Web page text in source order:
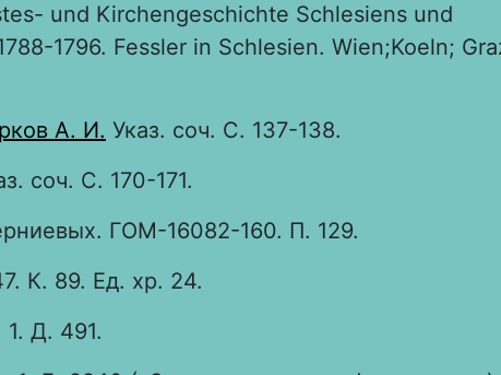
und Kirchengeschichte Schlesiens und
1796. Fessler in Schlesien. Wien;Koeln;
А. И. Указ. соч. С. 137-138.
соч. С. 170-171.
ГОМ-16082-160. П. 129.
К. 89. Ед. хр. 24.
Д. 491.